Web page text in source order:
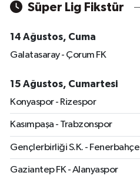
Süper Lig Fikstür
14 Ağustos, Cuma
Galatasaray - Çorum FK
15 Ağustos, Cumartesi
Konyaspor - Rizespor
Kasımpaşa - Trabzonspor
Gençlerbirliği S.K. - Fenerbahçe
Gaziantep FK - Alanyaspor